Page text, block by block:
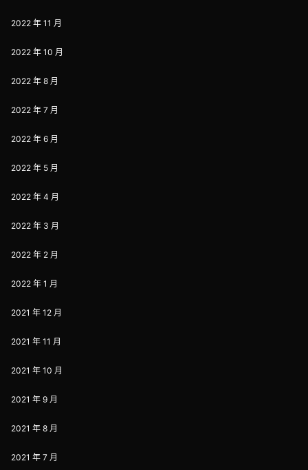
2022 年 11 月
2022 年 10 月
2022 年 8 月
2022 年 7 月
2022 年 6 月
2022 年 5 月
2022 年 4 月
2022 年 3 月
2022 年 2 月
2022 年 1 月
2021 年 12 月
2021 年 11 月
2021 年 10 月
2021 年 9 月
2021 年 8 月
2021 年 7 月